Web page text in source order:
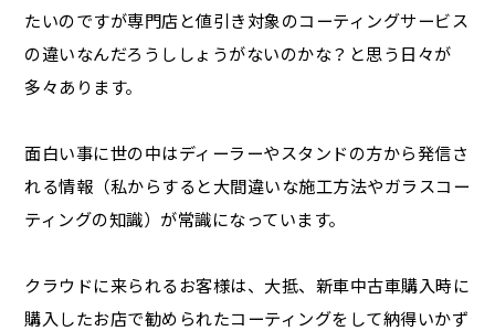
たいのですが専門店と値引き対象のコーティングサービス
の違いなんだろうししょうがないのかな？と思う日々が
多々あります。
面白い事に世の中はディーラーやスタンドの方から発信さ
れる情報（私からすると大間違いな施工方法やガラスコー
ティングの知識）が常識になっています。
クラウドに来られるお客様は、大抵、新車中古車購入時に
購入したお店で勧められたコーティングをして納得いかず